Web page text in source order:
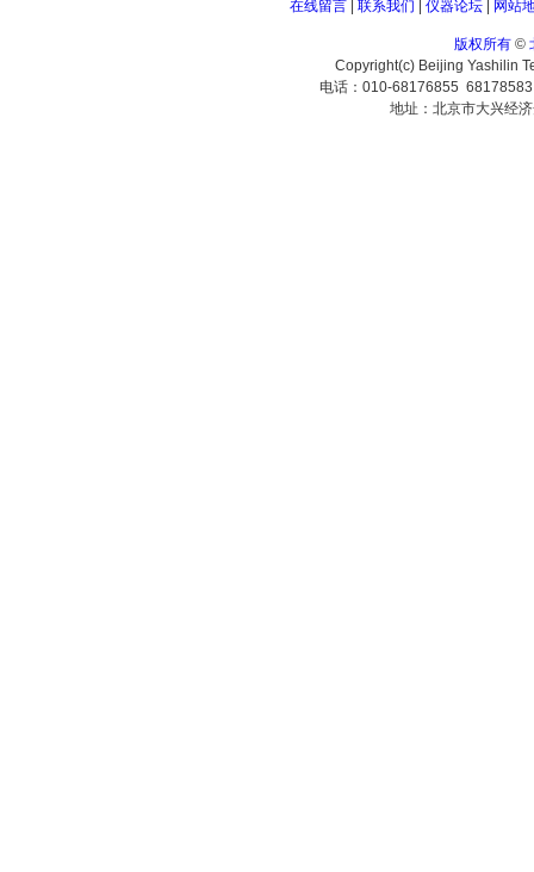
在线留言| 联系我们 仪器论坛| 网站
版权所有©
Copyright(c) Beijing Yashilin
电话：010-68176855
地址：北京市大兴经